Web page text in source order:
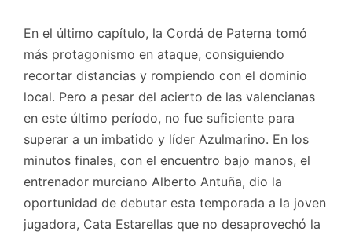
En el último capítulo, la Cordá de Paterna tomó
más protagonismo en ataque, consiguiendo
recortar distancias y rompiendo con el dominio
local. Pero a pesar del acierto de las valencianas
en este último período, no fue suficiente para
superar a un imbatido y líder Azulmarino. En los
minutos finales, con el encuentro bajo manos, el
entrenador murciano Alberto Antuña, dio la
oportunidad de debutar esta temporada a la joven
jugadora, Cata Estarellas que no desaprovechó la